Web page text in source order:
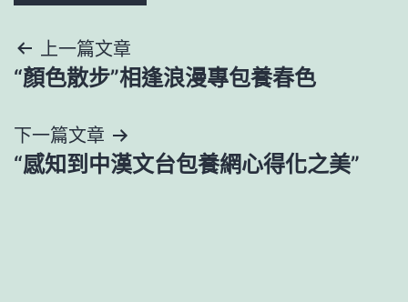
文
章
導
覽
上一篇文章
“顏色散步”相逢浪漫專包養春色
下一篇文章
“感知到中漢文台包養網心得化之美”